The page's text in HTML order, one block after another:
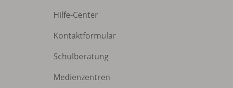
Hilfe-Center
Kontaktformular
Schulberatung
Medienzentren